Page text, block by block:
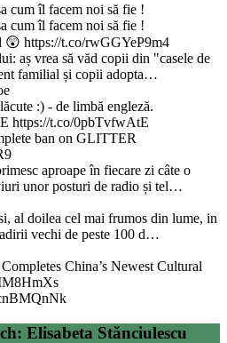
cum îl facem noi să fie !
cum îl facem noi să fie !
😲 https://t.co/rwGGYeP9m4
aș vrea să văd copii din "casele de
familial și copii adopta…
:) - de limbă engleză.
https://t.co/0pbTvfwAtE
ban on GLITTER
aproape în fiecare zi câte o
unor posturi de radio și tel…
al doilea cel mai frumos din lume, in
vechi de peste 100 d…
China’s Newest Cultural
Elisabeta Stănciulescu